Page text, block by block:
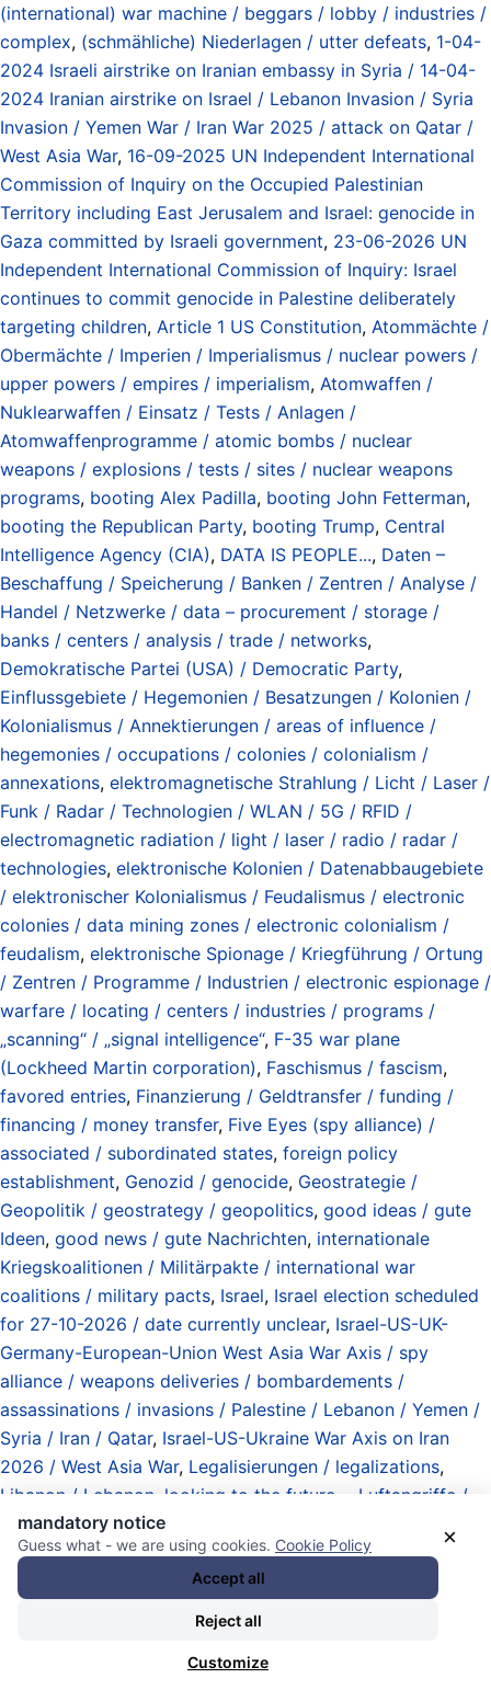
(international) war machine / beggars / lobby / industries /
complex, (schmähliche) Niederlagen / utter defeats, 1-04-
2024 Israeli airstrike on Iranian embassy in Syria / 14-04-
2024 Iranian airstrike on Israel / Lebanon Invasion / Syria
Invasion / Yemen War / Iran War 2025 / attack on Qatar /
West Asia War, 16-09-2025 UN Independent International
Commission of Inquiry on the Occupied Palestinian
Territory including East Jerusalem and Israel: genocide in
Gaza committed by Israeli government, 23-06-2026 UN
Independent International Commission of Inquiry: Israel
continues to commit genocide in Palestine deliberately
targeting children, Article 1 US Constitution, Atommächte /
Obermächte / Imperien / Imperialismus / nuclear powers /
upper powers / empires / imperialism, Atomwaffen /
Nuklearwaffen / Einsatz / Tests / Anlagen /
Atomwaffenprogramme / atomic bombs / nuclear
weapons / explosions / tests / sites / nuclear weapons
programs, booting Alex Padilla, booting John Fetterman,
booting the Republican Party, booting Trump, Central
Intelligence Agency (CIA), DATA IS PEOPLE..., Daten –
Beschaffung / Speicherung / Banken / Zentren / Analyse /
Handel / Netzwerke / data – procurement / storage /
banks / centers / analysis / trade / networks,
Demokratische Partei (USA) / Democratic Party,
Einflussgebiete / Hegemonien / Besatzungen / Kolonien /
Kolonialismus / Annektierungen / areas of influence /
hegemonies / occupations / colonies / colonialism /
annexations, elektromagnetische Strahlung / Licht / Laser /
Funk / Radar / Technologien / WLAN / 5G / RFID /
electromagnetic radiation / light / laser / radio / radar /
technologies, elektronische Kolonien / Datenabbaugebiete
/ elektronischer Kolonialismus / Feudalismus / electronic
colonies / data mining zones / electronic colonialism /
feudalism, elektronische Spionage / Kriegführung / Ortung
/ Zentren / Programme / Industrien / electronic espionage /
warfare / locating / centers / industries / programs /
„scanning“ / „signal intelligence“, F-35 war plane
(Lockheed Martin corporation), Faschismus / fascism,
favored entries, Finanzierung / Geldtransfer / funding /
financing / money transfer, Five Eyes (spy alliance) /
associated / subordinated states, foreign policy
establishment, Genozid / genocide, Geostrategie /
Geopolitik / geostrategy / geopolitics, good ideas / gute
Ideen, good news / gute Nachrichten, internationale
Kriegskoalitionen / Militärpakte / international war
coalitions / military pacts, Israel, Israel election scheduled
for 27-10-2026 / date currently unclear, Israel-US-UK-
Germany-European-Union West Asia War Axis / spy
alliance / weapons deliveries / bombardements /
assassinations / invasions / Palestine / Lebanon / Yemen /
Syria / Iran / Qatar, Israel-US-Ukraine War Axis on Iran
2026 / West Asia War, Legalisierungen / legalizations,
Libanon / Lebanon looking to the future...
Luftangriffe /
Luftwaffen / Jets / Beschuss / Raketen / Drohnen /
Systeme / airstrikes / airforces / jets / bombings /
shellings / missiles / drones / systems
(Überwachung) / Observation / (mass) observation
Militärbudget / Kriegsetat
×
mandatory notice
Guess what - we are using cookies. Cookie Policy
Accept all
Reject all
Customize